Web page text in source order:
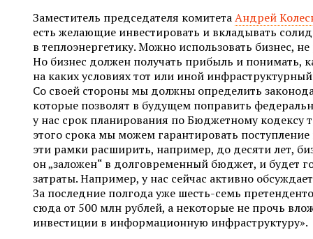
Заместитель председателя комитетаАндрей
есть желающие инвестировать и вкладывать
в теплоэнергетику. Можно использовать бизнес,
Но бизнес должен получать прибыль и понимать,
на каких условиях тот или иной
Со своей стороны мы должны определить
которые позволят в будущем поправить
у нас срок планирования по Бюджетному кодексу
этого срока мы можем гарантировать поступление
эти рамки расширить, например, до десяти лет,
он „заложен“ в долговременный бюджет, и будет
затраты. Например, у нас сейчас активно
За последние полгода уже шесть-семь
сюда от 500 млн рублей, а некоторые не прочь
инвестиции в информационную инфраструктуру».